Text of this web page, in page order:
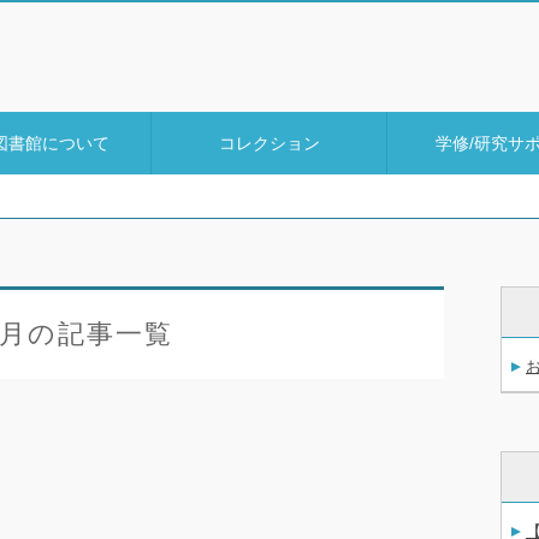
書館について コレクション 学修/研究サ
の記事一覧